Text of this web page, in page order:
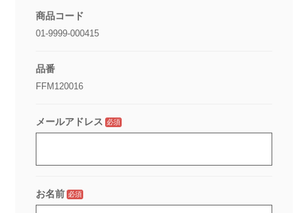
商品コード
01-9999-000415
品番
FFM120016
メールアドレス 必須
お名前 必須